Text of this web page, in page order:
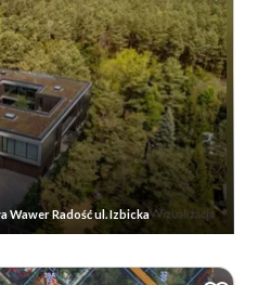
Wawer Radość ul. Izbicka